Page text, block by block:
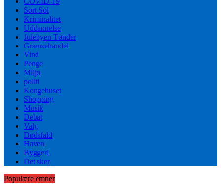
Sort Sol
Kriminalitet
Uddannelse
Julebyen Tønder
Grænsehandel
Vind
Penge
Miljø
politi
Kongehuset
Shopping
Musik
Debat
Valg
Dødsfald
Haven
Byggeri
Det sker
Populære emner